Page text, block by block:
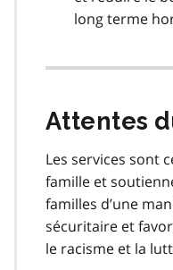
long terme
Attentes
Les services sont
famille et
familles d’une
sécuritaire et
le racisme et la